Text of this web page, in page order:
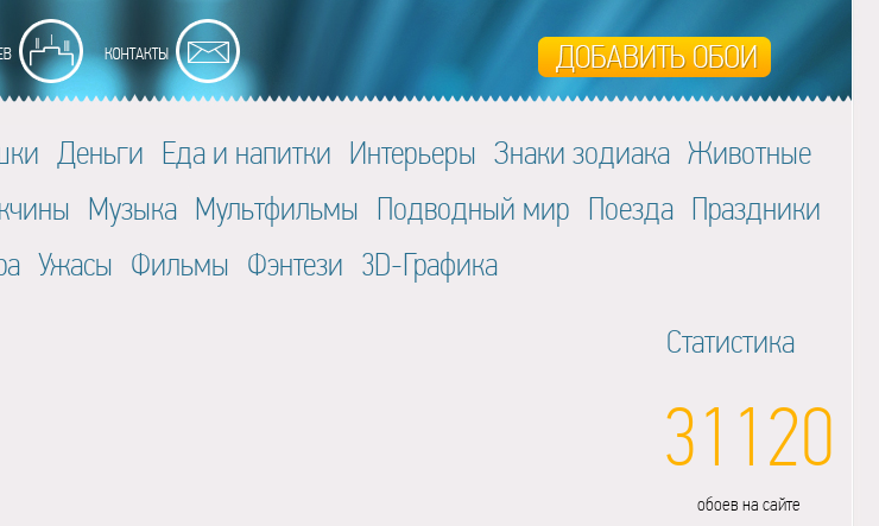
Деньги Еда и напитки Интерьеры Знаки зодиака Животные
Музыка Мультфильмы Подводный мир Поезда Праздники
Ужасы Фильмы Фэнтези 3D-Графика
Статистика
31120
обоев на сайте